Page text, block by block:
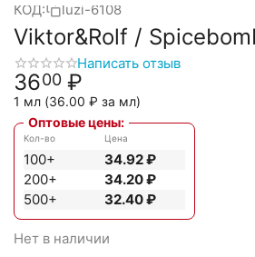
КОД: luzi-6108
Viktor&Rolf /
Написать отзыв
3600 ₽
1 мл (36.00 ₽ за мл)
Оптовые цены:
Кол-во
100+
200+
500+
Цена
34.92₽
34.20₽
32.40₽
Нет в наличии